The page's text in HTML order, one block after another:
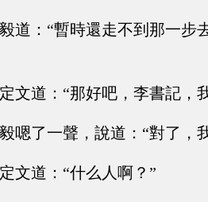
道：“暫時還走不到那一步
文道：“那好吧，李書記，
嗯了一聲，說道：“對了，
文道：“什么人啊？”